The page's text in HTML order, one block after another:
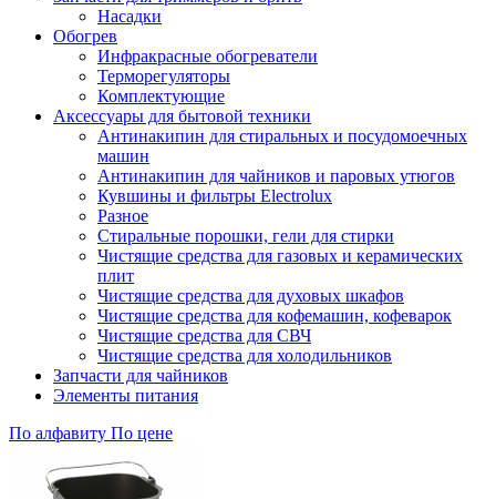
Насадки
Обогрев
Инфракрасные обогреватели
Терморегуляторы
Комплектующие
Аксессуары для бытовой техники
Антинакипин для стиральных и посудомоечных
машин
Антинакипин для чайников и паровых утюгов
Кувшины и фильтры Electrolux
Разное
Стиральные порошки, гели для стирки
Чистящие средства для газовых и керамических
плит
Чистящие средства для духовых шкафов
Чистящие средства для кофемашин, кофеварок
Чистящие средства для СВЧ
Чистящие средства для холодильников
Запчасти для чайников
Элементы питания
По алфавиту По цене